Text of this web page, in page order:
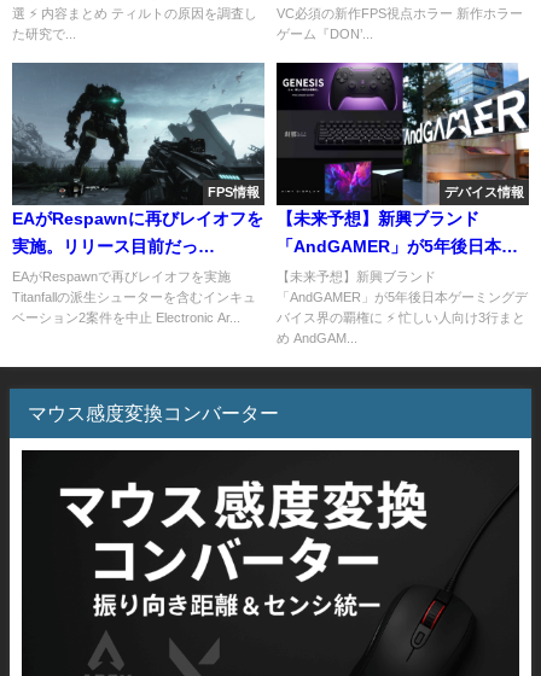
選 ⚡ 内容まとめ ティルトの原因を調査し
た研究で...
VC必須の新作FPS視点ホラー 新作ホラー
ゲーム『DON’...
FPS情報
EAがRespawnに再びレイオフを
実施。リリース目前だっ
た”Titanfall3”の開発も中止
EAがRespawnで再びレイオフを実施
Titanfallの派生シューターを含むインキュ
ベーション2案件を中止 Electronic Ar...
デバイス情報
【未来予想】新興ブランド
「AndGAMER」が5年後日本ゲ
ーミングデバイス界の覇権に―
メディアデイ参加レポート
【AIM1/VoidGaming】
【未来予想】新興ブランド
「AndGAMER」が5年後日本ゲーミングデ
バイス界の覇権に ⚡ 忙しい人向け3行まと
め AndGAM...
マウス感度変換コンバーター